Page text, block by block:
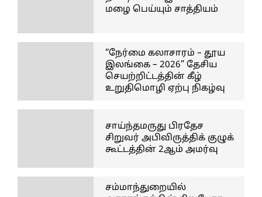
மழை பெய்யும் சாத்தியம்
“நேர்மை கலாசாரம் – தூய
இலங்கை – 2026” தேசிய
செயற்றிட்டத்தின் கீழ்
உறுதிமொழி ஏற்பு நிகழ்வு
சாய்ந்தமருது பிரதேச
சிறுவர் அபிவிருத்திக் குழுக்
கூட்டத்தின் 2ஆம் அமர்வு
சம்மாந்துறையில்